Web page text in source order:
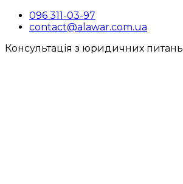
096 311-03-97
contact@alawar.com.ua
Консультація з юридичних питань